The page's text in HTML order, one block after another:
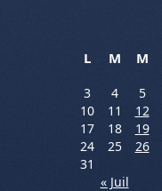
L
M M
3
4 5
10
11 12
17
18 19
24
25 26
31
« Juil